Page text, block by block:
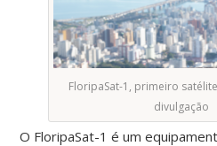
FloripaSat-1, primeiro
divulgação
O FloripaSat-1 é um